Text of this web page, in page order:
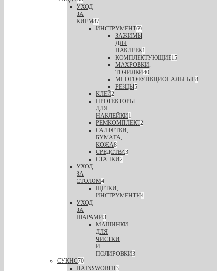
УХОД
ЗА
КИЕМ87
ИНСТРУМЕНТ69
ЗАЖИМЫ
ДЛЯ
НАКЛЕЕК1
КОМПЛЕКТУЮЩИЕ15
МАХРОВКИ,
ТОЧИЛКИ40
МНОГОФУНКЦИОНАЛЬНЫЕ8
РЕЗЦЫ5
КЛЕЙ2
ПРОТЕКТОРЫ
ДЛЯ
НАКЛЕЙКИ1
РЕМКОМПЛЕКТ2
САЛФЕТКИ,
БУМАГА,
КОЖА8
СРЕДСТВА3
СТАНКИ2
УХОД
ЗА
СТОЛОМ4
ЩЕТКИ,
ИНСТРУМЕНТЫ4
УХОД
ЗА
ШАРАМИ3
МАШИНКИ
ДЛЯ
ЧИСТКИ
И
ПОЛИРОВКИ3
СУКНО70
HAINSWORTH3